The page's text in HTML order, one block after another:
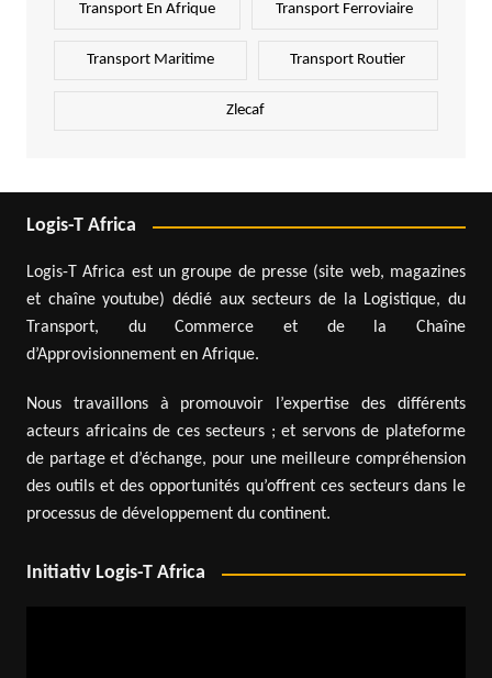
Transport En Afrique Transport Ferroviaire
Transport Maritime Transport Routier
Zlecaf
Logis-T Africa
Logis-T Africa est un groupe de presse (site web, magazines
et chaîne youtube) dédié aux secteurs de la Logistique, du
Transport, du Commerce et de la Chaîne
d’Approvisionnement en Afrique.
Nous travaillons à promouvoir l’expertise des différents
acteurs africains de ces secteurs ; et servons de plateforme
de partage et d’échange, pour une meilleure compréhension
des outils et des opportunités qu’offrent ces secteurs dans le
processus de développement du continent.
Initiativ Logis-T Africa